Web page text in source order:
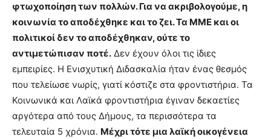
φτωχοποίηση των πολλών. Για να ακριβολογούμε, η
κοινωνία το αποδέχθηκε και το ζει. Τα ΜΜΕ και οι
πολιτικοί δεν το αποδέχθηκαν, ούτε το
αντιμετώπισαν ποτέ. Δεν έχουν όλοι τις ίδιες
εμπειρίες. Η Ενισχυτική Διδασκαλία ήταν ένας θεσμός
που τελείωσε νωρίς, γιατί κόστιζε στα φροντιστήρια. Τα
Κοινωνικά και Λαϊκά φροντιστήρια έγιναν δεκαετίες
αργότερα από τους Δήμους, τα περισσότερα τα
τελευταία 5 χρόνια. Μέχρι τότε μια λαϊκή οικογένεια